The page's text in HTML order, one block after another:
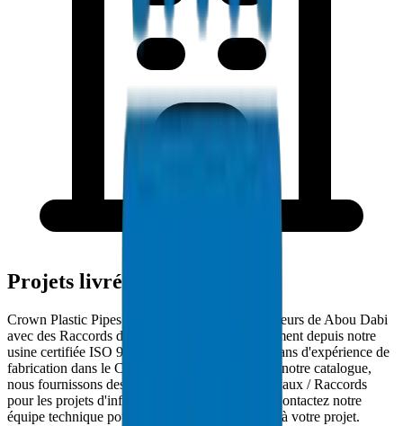
Projets livrés à Abou Dabi
Crown Plastic Pipes approvisionne les entrepreneurs de Abou Dabi
avec des Raccords de Gaine PVC livrés directement depuis notre
usine certifiée ISO 9001:2015. Avec plus de 30 ans d'expérience de
fabrication dans le CCG et 5000+ produits dans notre catalogue,
nous fournissons des solutions complètes de Tuyaux / Raccords
pour les projets d'infrastructure de Abou Dabi. Contactez notre
équipe technique pour les exigences spécifiques à votre projet.